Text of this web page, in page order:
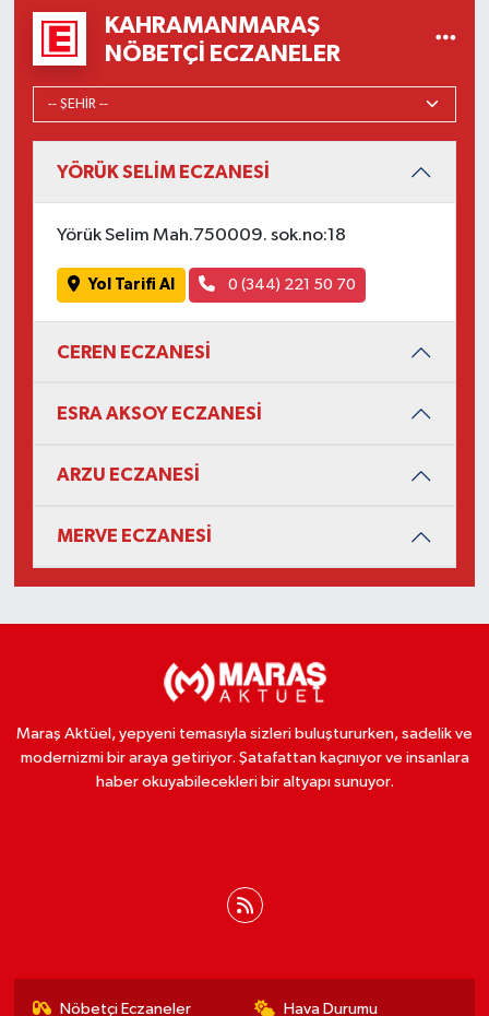
KAHRAMANMARAŞ
NÖBETÇI ECZANELER
YÖRÜK SELİM ECZANESİ
Yörük Selim Mah.750009. sok.no:18
Yol Tarifi Al 0 (344) 221 50 70
CEREN ECZANESİ
ESRA AKSOY ECZANESİ
ARZU ECZANESİ
MERVE ECZANESİ
Maraş Aktüel, yepyeni temasıyla sizleri buluştururken, sadelik ve
modernizmi bir araya getiriyor. Şatafattan kaçınıyor ve insanlara
haber okuyabilecekleri bir altyapı sunuyor.
Nöbetçi Eczaneler Hava Durumu